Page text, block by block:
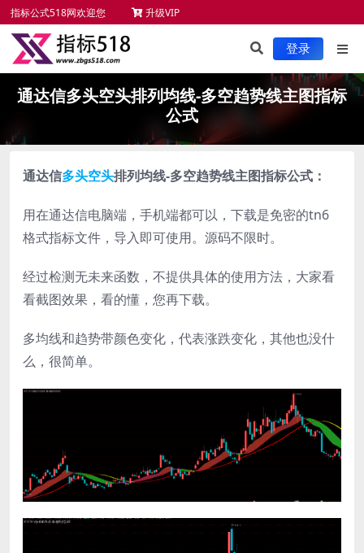
指标公式518网欢迎您
升级VIP
未来函数检测
服务项目 指标安装
登录
通达信多头空头排列均线-多空趋势线主图指标
公式
通达信多头空头排列均线-多空趋势线主图指标公式：
用在通达信电脑端，手机端都可以，下载是免密的tn6
格式指标文件，导入即可使用。源码不限时。
经过检测无未来函数，不提供具体的使用方法，大家看
看截图效果，看的懂，您再下载。
多均线和趋势带颜色变化，代表涨跌变化，其他也没什
么，很简单。